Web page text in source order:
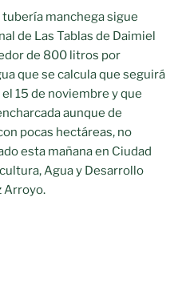
tubería manchega sigue
de Las Tablas de Daimiel
de 800 litros por
que se calcula que seguirá
15 de noviembre y que
aunque de
pocas hectáreas, no
esta mañana en Ciudad
Agua y Desarrollo
Arroyo.